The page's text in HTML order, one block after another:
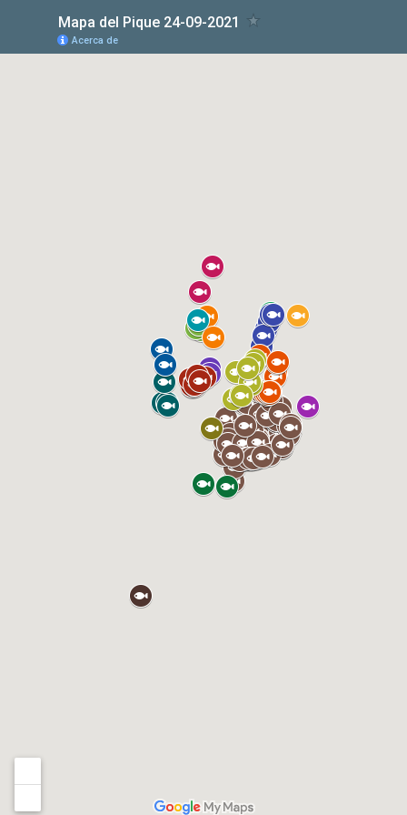
Mapa del Pique 24-09-2021
Acerca de